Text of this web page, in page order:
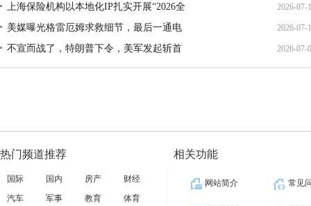
上海保险机构以本地化IP扎实开展“2026全 2026-07-
美媒曝光格雷厄姆求救细节，最后一通电 2026-07-
不宣而战了，特朗普下令，美军发起斩首 2026-07-
热门频道推荐
国际 国内 房产
财经
汽车
军事 教育
体育
相关功能
网站简介 常见